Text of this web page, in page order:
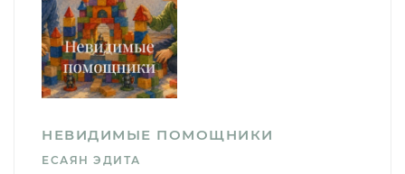
НЕВИДИМЫЕ ПОМОЩНИКИ
ЕСАЯН ЭДИТА